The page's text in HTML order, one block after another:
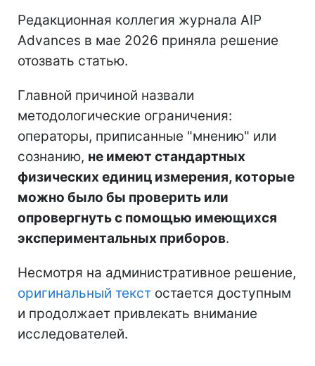
Редакционная коллегия журнала AIP
Advances в мае 2026 приняла решение
отозвать статью.
Главной причиной назвали
методологические ограничения:
операторы, приписанные "мнению" или
сознанию, не имеют стандартных
физических единиц измерения, которые
можно было бы проверить или
опровергнуть с помощью имеющихся
экспериментальных приборов.
Несмотря на административное решение,
оригинальный текст остается доступным
и продолжает привлекать внимание
исследователей.